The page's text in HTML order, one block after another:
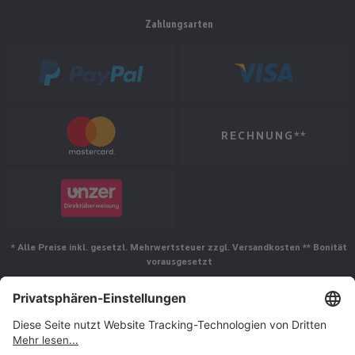
Zahlungsarten
RECHNUNG**
* Alle Preise inkl. gesetzl. Mehrwertsteuer zzgl. Versandkosten ** Bonität
vorausgesetzt
Folgen Sie uns